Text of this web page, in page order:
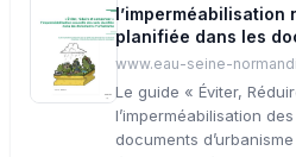
l’imperméabilisation
planifiée dans les
www.eau-seine-
Le guide « Éviter,
l’imperméabilisation
documents